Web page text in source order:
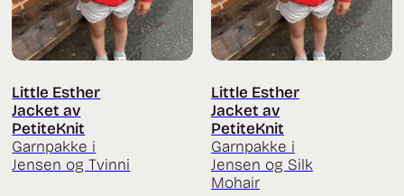
Little Esther
Jacket av
PetiteKnit
Garnpakke i
Jensen og Tvinni
Little Esther
Jacket av
PetiteKnit
Garnpakke i
Jensen og Silk
Mohair